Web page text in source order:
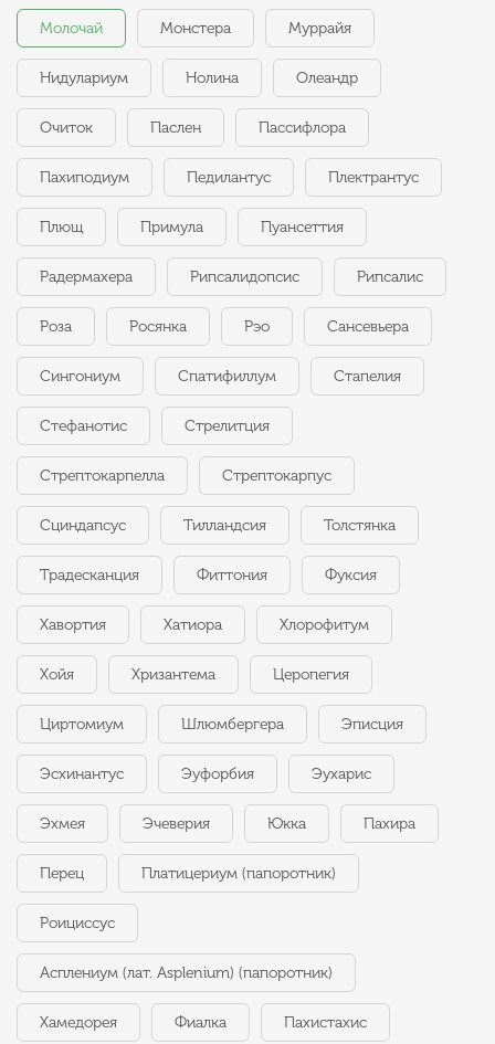
Молочай Монстера Муррайя
Нидулариум Нолина Олеандр
Очиток Паслен Пассифлора
Пахиподиум Педилантус Плектрантус
Плющ Примула Пуансеттия
Радермахера Рипсалидопсис Рипсалис
Роза Росянка Рэо Сансевьера
Сингониум Спатифиллум Стапелия
Стефанотис Стрелитция
Стрептокарпелла Стрептокарпус
Сциндапсус Тилландсия Толстянка
Традесканция Фиттония Фуксия
Хавортия Хатиора Хлорофитум
Хойя Хризантема Церопегия
Циртомиум Шлюмбергера Эписция
Эсхинантус Эуфорбия Эухарис
Эхмея Эчеверия Юкка Пахира
Перец Платицериум (папоротник)
Роициссус
Асплениум (лат. Asplenium) (папоротник)
Хамедорея Фиалка Пахистахис